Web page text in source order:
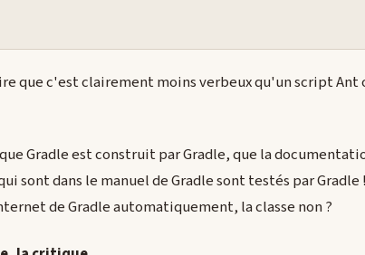
que c'est clairement moins verbeux qu'un script Ant
Gradle est construit par Gradle, que la
sont dans le manuel de Gradle sont testés par
de Gradle automatiquement, la classe non ?